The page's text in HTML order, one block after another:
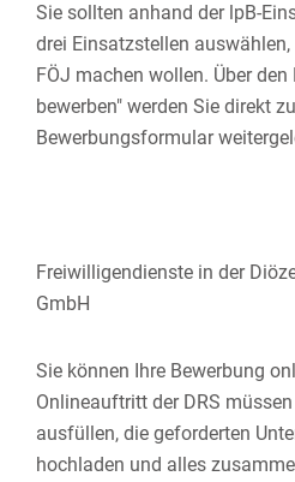
Sie sollten anhand der lpB-
drei Einsatzstellen
FÖJ machen wollen. Über
bewerben" werden Sie direkt
Bewerbungsformular
Freiwilligendienste in der
GmbH
Sie können Ihre Bewerbung
Onlineauftritt der DRS
ausfüllen, die geforderten
hochladen und alles